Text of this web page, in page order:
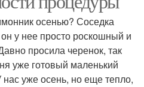
осенью? Соседка
у нее просто роскошный и
просила черенок, так
уже готовый маленький
нас уже осень, но еще тепло,